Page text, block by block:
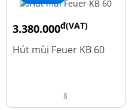
3.380.000đ(VAT)
4.600.000
Hút mùi Feuer KB 60
8